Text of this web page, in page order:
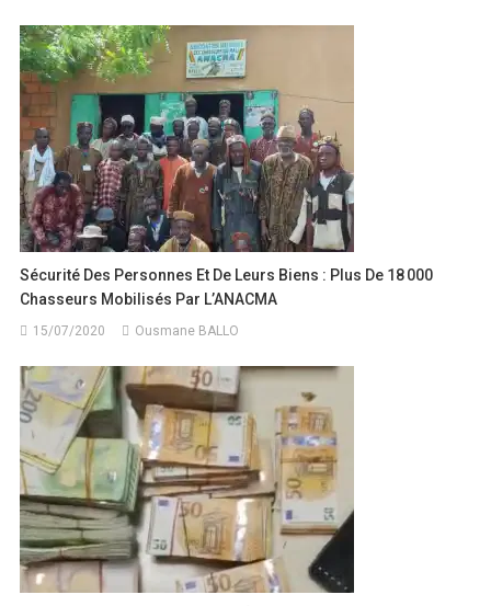
Sécurité Des Personnes Et De Leurs Biens : Plus De 18 000
Chasseurs Mobilisés Par L’ANACMA
15/07/2020 Ousmane BALLO